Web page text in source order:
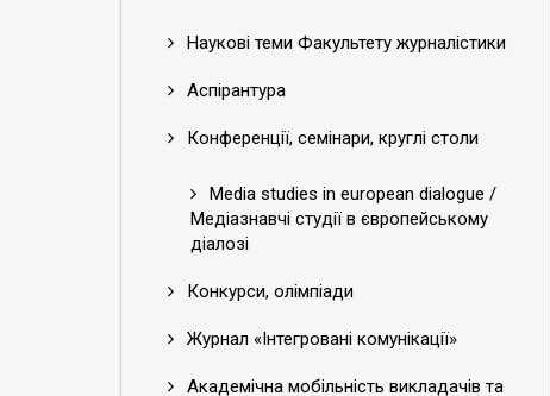
Наукові теми Факультету журналістики
Аспірантура
Конференції, семінари, круглі столи
Media studies in european dialogue /
Медіазнавчі студії в європейському
діалозі
Конкурси, олімпіади
Журнал «Інтегровані комунікації»
Академічна мобільність викладачів та